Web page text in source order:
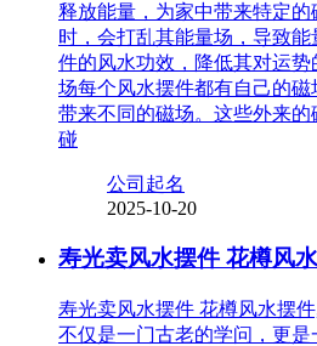
释放能量，为家中带来特定
时，会打乱其能量场，导致
件的风水功效，降低其对运
场每个风水摆件都有自己的
带来不同的磁场。这些外来
碰
公司起名
2025-10-20
寿光卖风水摆件 花樽风
寿光卖风水摆件 花樽风水摆
不仅是一门古老的学问，更